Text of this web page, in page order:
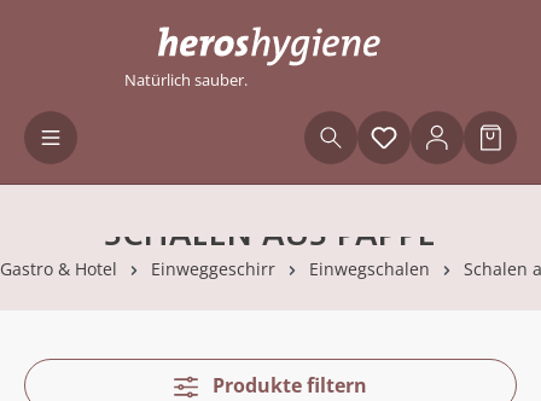
Zum Hauptinhalt springen
Natürlich sauber.
Du hast 0
SCHALEN AUS PAPPE
Gastro & Hotel Einweggeschirr Einwegschalen Schalen
Produkte filtern